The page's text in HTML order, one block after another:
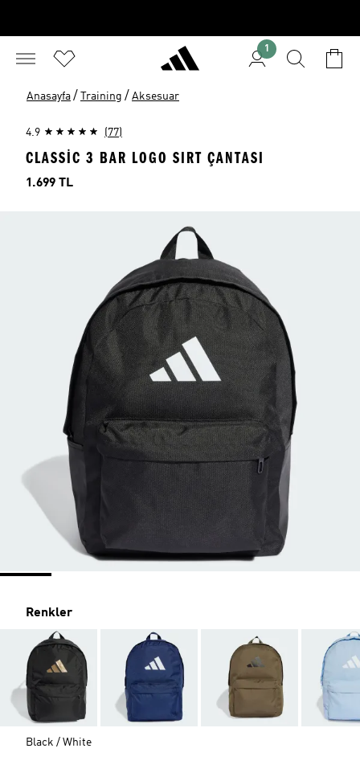
1
Anasayfa / Training / Aksesuar
4.9 (77)
CLASSIC 3 BAR LOGO SIRT ÇANTASI
Fiyat
1.699 TL
Renkler
Black / White